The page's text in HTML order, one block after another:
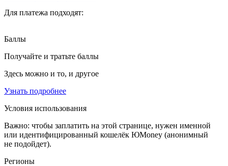
Для платежа подходят:
Баллы
Получайте и тратьте баллы
Здесь можно и то, и другое
Узнать подробнее
Условия использования
Важно: чтобы заплатить на этой странице, нужен именной
или идентифицированный кошелёк ЮMoney (анонимный
не подойдет).
Регионы